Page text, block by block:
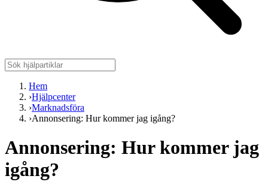
Hem
›Hjälpcenter
›Marknadsföra
›Annonsering: Hur kommer jag igång?
Annonsering: Hur kommer jag
igång?